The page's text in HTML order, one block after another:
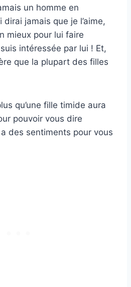
un homme en
jamais que je l’aime,
mieux pour lui faire
intéressée par lui ! Et,
que la plupart des filles
qu’une fille timide aura
pouvoir vous dire
des sentiments pour vous